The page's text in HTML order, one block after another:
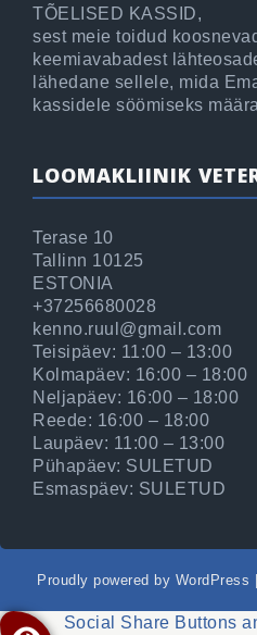
TÕELISED KASSID,
sest meie toidud
keemiavabadest
lähedane sellele, mida
kassidele söömiseks
LOOMAKLIINIK
Terase 10
Tallinn 10125
ESTONIA
+37256680028
kenno.ruul@gmail.com
Teisipäev: 11:00 – 13:00
Kolmapäev: 16:00 – 18:00
Neljapäev: 16:00 – 18:00
Reede: 16:00 – 18:00
Laupäev: 11:00 – 13:00
Pühapäev: SULETUD
Esmaspäev: SULETUD
Proudly powered by WordPress
Social Share Buttons